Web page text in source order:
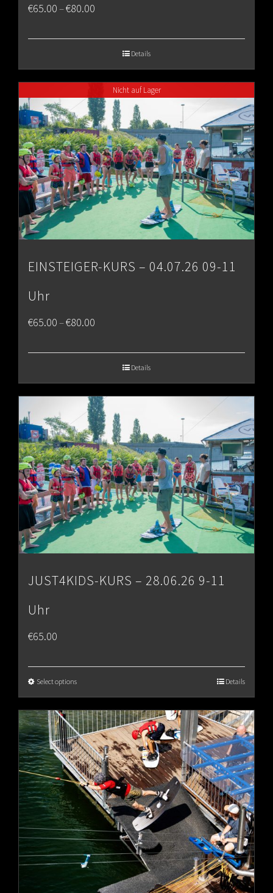
€65.00–€80.00
€80.00
Details
Nicht auf Lager
EINSTEIGER-KURS – 04.07.26 09-11
Uhr
€65.00–€80.00
€80.00
Details
JUST4KIDS-KURS – 28.06.26 9-11
Uhr
€65.00
Select options Details